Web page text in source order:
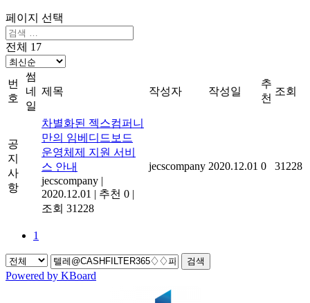
페이지 선택
전체 17
번
호
썸
네
일
제목 작성자 작성일
추
천
조회
공
지
사
항
차별화된 젝스컴퍼니
만의 임베디드보드
운영체제 지원 서비
스 안내
jecscompany |
2020.12.01 | 추천 0 |
조회 31228
jecscompany 2020.12.01 0 31228
1
검색
Powered by KBoard